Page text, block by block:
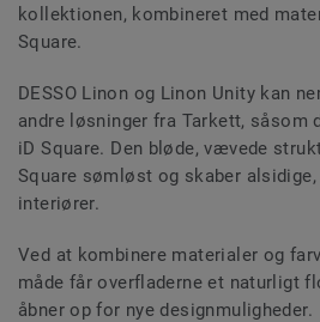
kollektionen, kombineret med
Square.
DESSO Linon og Linon Unity kan
andre løsninger fra Tarkett,
iD Square. Den bløde, vævede
Square sømløst og skaber
interiører.
Ved at kombinere materialer og
måde får overfladerne et naturligt
åbner op for nye designmuligheder.